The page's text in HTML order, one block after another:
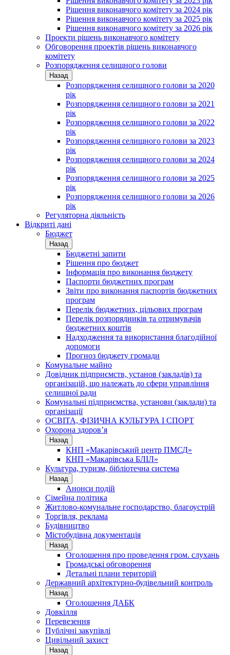
Рішення виконавчого комітету за 2024 рік
Рішення виконавчого комітету за 2025 рік
Рішення виконавчого комітету за 2026 рік
Проекти рішень виконавчого комітету
Обговорення проектів рішень виконавчого
комітету
Розпорядження селищного голови
Назад
Розпорядження селищного голови за 2020
рік
Розпорядження селищного голови за 2021
рік
Розпорядження селищного голови за 2022
рік
Розпорядження селищного голови за 2023
рік
Розпорядження селищного голови за 2024
рік
Розпорядження селищного голови за 2025
рік
Розпорядження селищного голови за 2026
рік
Регуляторна діяльність
Відкриті дані
Бюджет
Назад
Бюджетні запити
Рішення про бюджет
Інформація про виконання бюджету
Паспорти бюджетних програм
Звіти про виконання паспортів бюджетних
програм
Перелік бюджетних, цільових програм
Перелік розпорядників та отримувачів
бюджетних коштів
Надходження та використання благодійної
допомоги
Прогноз бюджету громади
Комунальне майно
Довідник підприємств, установ (закладів) та
організацій, що належать до сфери управління
селищної ради
Комунальні підприємства, установи (заклади) та
організації
ОСВІТА, ФІЗИЧНА КУЛЬТУРА І СПОРТ
Охорона здоров’я
Назад
КНП «Макарівський центр ПМСД»
КНП «Макарівська БЛІЛ»
Культура, туризм, бібліотечна система
Назад
Анонси подій
Сімейна політика
Житлово-комунальне господарство, благоустрій
Торгівля, реклама
Будівництво
Містобудівна документація
Назад
Оголошення про проведення гром. слухань
Громадські обговорення
Детальні плани територій
Державний архітектурно-будівельний контроль
Назад
Оголошення ДАБК
Довкілля
Перевезення
Публічні закупівлі
Цивільний захист
Назад